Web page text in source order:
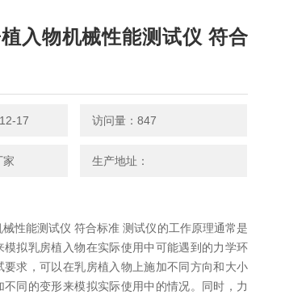
入物机械性能测试仪 符合
17 访问量：847
家 生产地址：
性能测试仪 符合标准 测试仪的工作原理通常是
模拟乳房植入物在实际使用中可能遇到的力学环
要求，可以在乳房植入物上施加不同方向和大小
不同的变形来模拟实际使用中的情况。同时，力